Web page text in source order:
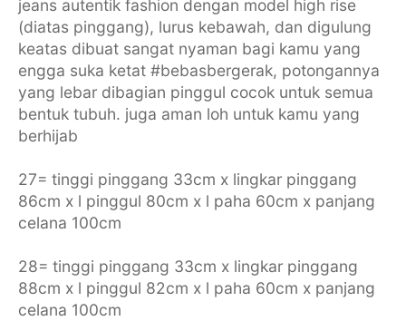
jeans autentik fashion dengan model high rise
(diatas pinggang), lurus kebawah, dan digulung
keatas dibuat sangat nyaman bagi kamu yang
engga suka ketat #bebasbergerak, potongannya
yang lebar dibagian pinggul cocok untuk semua
bentuk tubuh. juga aman loh untuk kamu yang
berhijab
27= tinggi pinggang 33cm x lingkar pinggang
86cm x l pinggul 80cm x l paha 60cm x panjang
celana 100cm
28= tinggi pinggang 33cm x lingkar pinggang
88cm x l pinggul 82cm x l paha 60cm x panjang
celana 100cm